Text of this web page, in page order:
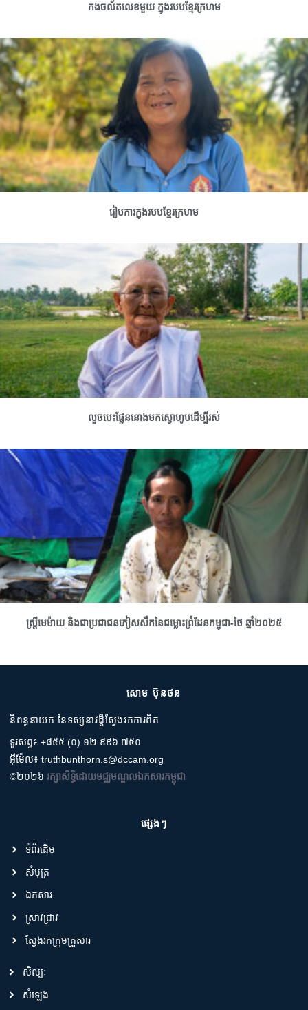
កងចល័តលេខមួយ ក្នុងរបបខ្មែរក្រហម
រៀបការក្នុងរបបខ្មែរក្រហម
លួចបេះផ្លែននោងមកស្ងោហូបដើម្បីរស់
ស្រ្តីមេម៉ាយ និងជាប្រជាជនភៀសសឹកនៃជម្លោះព្រំដែនកម្ពុជា-ថៃ ឆ្នាំ២០២៥
សោម ប៊ុនថន
និពន្ធនាយក នៃទស្សនាវដ្តីស្វែងរកការពិត
ទូរសព្ទ៖ +៨៥៥ (០) ១២ ៩៩៦ ៧៥០
អ៊ីម៉ែល៖ truthbunthorn.s@dccam.org
©២០២៦ រក្សាសិទ្ធិដោយមជ្ឈមណ្ឌលឯកសារកម្ពុជា
ផ្សេងៗ
ទំព័រដើម
សំបុត្រ
ឯកសារ
ស្រាវជ្រាវ
ស្វែងរកក្រុមគ្រួសារ
សិល្បៈ
សំឡេង